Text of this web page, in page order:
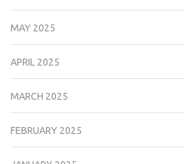
MAY 2025
APRIL 2025
MARCH 2025
FEBRUARY 2025